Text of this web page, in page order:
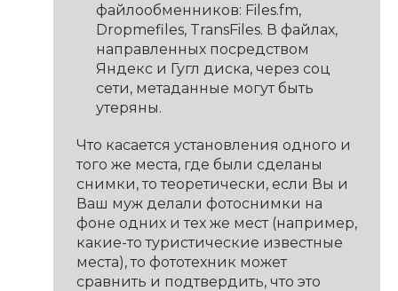
файлообменников: Files.fm,
Dropmefiles, TransFiles. В файлах,
направленных посредством
Яндекс и Гугл диска, через соц
сети, метаданные могут быть
утеряны.
Что касается установления одного и
того же места, где были сделаны
снимки, то теоретически, если Вы и
Ваш муж делали фотоснимки на
фоне одних и тех же мест (например,
какие-то туристические известные
места), то фототехник может
сравнить и подтвердить, что это